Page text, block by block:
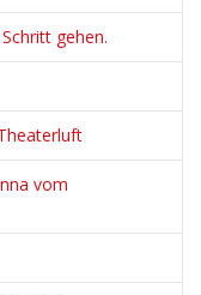
gehen.
vom